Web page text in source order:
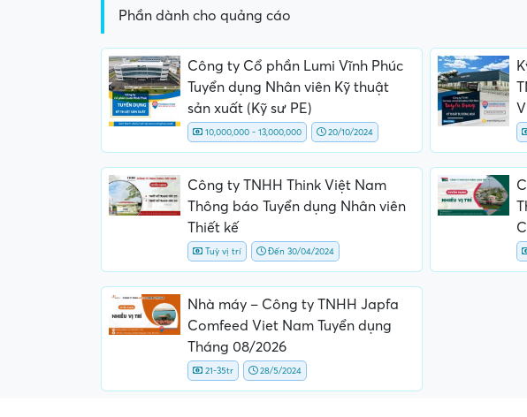
Phần dành cho quảng cáo
Công ty Cổ phần Lumi Vĩnh Phúc
Tuyển dụng Nhân viên Kỹ thuật
sản xuất (Kỹ sư PE)
10,000,000 - 13,000,000 20/10/2024
Công ty TNHH Think Việt Nam
Thông báo Tuyển dụng Nhân viên
Thiết kế
Tuỳ vị trí Đến 30/04/2024
Nhà máy – Công ty TNHH Japfa
Comfeed Viet Nam Tuyển dụng
Tháng 08/2026
21-35tr 28/5/2024